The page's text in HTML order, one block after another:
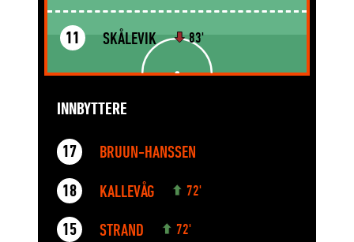
11 SKÅLEVIK 83'
INNBYTTERE
17 BRUUN-HANSSEN
18 KALLEVÅG 72'
15 STRAND 72'